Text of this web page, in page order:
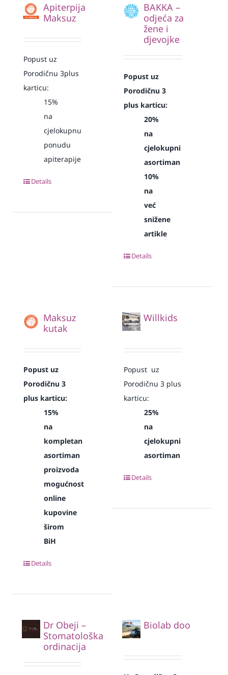
Apiterpija
Maksuz
Popust uz
Porodičnu 3plus
karticu:
15%
na
cjelokupnu
ponudu
apiterapije
Details
BAKKA –
odjeća za
žene i
djevojke
Popust uz
Porodičnu 3
plus karticu:
20%
na
cjelokupni
asortiman
10%
na
već
snižene
artikle
Details
Maksuz
kutak
Popust uz
Porodičnu 3
plus karticu:
15%
na
kompletan
asortiman
proizvoda
mogućnost
online
kupovine
širom
BiH
Details
Willkids
Popust uz
Porodičnu 3 plus
karticu:
25%
na
cjelokupni
asortiman
Details
Dr Obeji –
Stomatološka
ordinacija
Biolab doo